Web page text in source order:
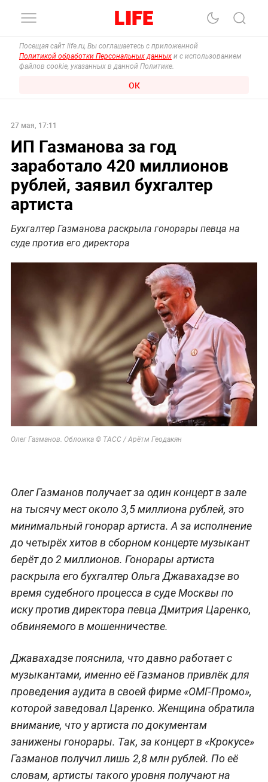
Посещая сайт life.ru, Вы соглашаетесь с приложенной
Политикой обработки Персональных данных и с использованием
файлов cookie, указанных в данной Политике.
ОК
27 мая, 17:11
ИП Газманова за год
заработало 420 миллионов
рублей, заявил бухгалтер
артиста
Бухгалтер Газманова раскрыла гонорары певца на
суде против его директора
Олег Газманов. Обложка © ТАСС / Арётм Геодакян
Олег Газманов получает за один концерт в зале
на тысячу мест около 3,5 миллиона рублей, это
минимальный гонорар артиста. А за исполнение
до четырёх хитов в сборном концерте музыкант
берёт до 2 миллионов. Гонорары артиста
раскрыла его бухгалтер Ольга Джавахадзе во
время судебного процесса в суде Москвы по
иску против директора певца Дмитрия Царенко,
обвиняемого в мошенничестве.
Джавахадзе пояснила, что давно работает с
музыкантами, именно её Газманов привлёк для
проведения аудита в своей фирме «ОМГ-Промо»,
которой заведовал Царенко. Женщина обратила
внимание, что у артиста по документам
занижены гонорары. Так, за концерт в «Крокусе»
Газманов получил лишь 2,8 млн рублей. По её
словам, артисты такого уровня получают на